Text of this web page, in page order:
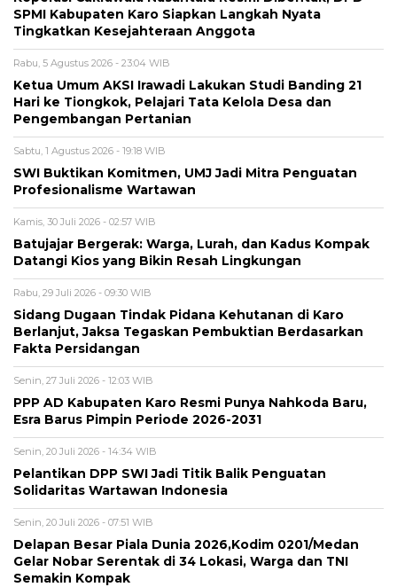
SPMI Kabupaten Karo Siapkan Langkah Nyata
Tingkatkan Kesejahteraan Anggota
Rabu, 5 Agustus 2026 - 23:04 WIB
Ketua Umum AKSI Irawadi Lakukan Studi Banding 21
Hari ke Tiongkok, Pelajari Tata Kelola Desa dan
Pengembangan Pertanian
Sabtu, 1 Agustus 2026 - 19:18 WIB
SWI Buktikan Komitmen, UMJ Jadi Mitra Penguatan
Profesionalisme Wartawan
Kamis, 30 Juli 2026 - 02:57 WIB
Batujajar Bergerak: Warga, Lurah, dan Kadus Kompak
Datangi Kios yang Bikin Resah Lingkungan
Rabu, 29 Juli 2026 - 09:30 WIB
Sidang Dugaan Tindak Pidana Kehutanan di Karo
Berlanjut, Jaksa Tegaskan Pembuktian Berdasarkan
Fakta Persidangan
Senin, 27 Juli 2026 - 12:03 WIB
PPP AD Kabupaten Karo Resmi Punya Nahkoda Baru,
Esra Barus Pimpin Periode 2026-2031
Senin, 20 Juli 2026 - 14:34 WIB
Pelantikan DPP SWI Jadi Titik Balik Penguatan
Solidaritas Wartawan Indonesia
Senin, 20 Juli 2026 - 07:51 WIB
Delapan Besar Piala Dunia 2026,Kodim 0201/Medan
Gelar Nobar Serentak di 34 Lokasi, Warga dan TNI
Semakin Kompak